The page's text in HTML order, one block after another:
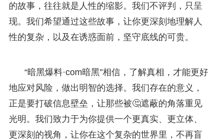
的故事，往往就是人性的缩影。我们不评判，只呈
现。我们希望通过这些故事，让你更深刻地理解人
性的复杂，以及在诱惑面前，坚守底线的可贵。
“暗黑爆料·com暗黑”相信，了解真相，才能更好
地应对风险，做出明智的选择。我们存在的意义，
正是要打破信息壁垒，让那些被🤔遮蔽的角落重见
光明。我们致力于为你提供一个更真实、更立体、
更深刻的视角，让你在这个复杂的世界里，不再盲